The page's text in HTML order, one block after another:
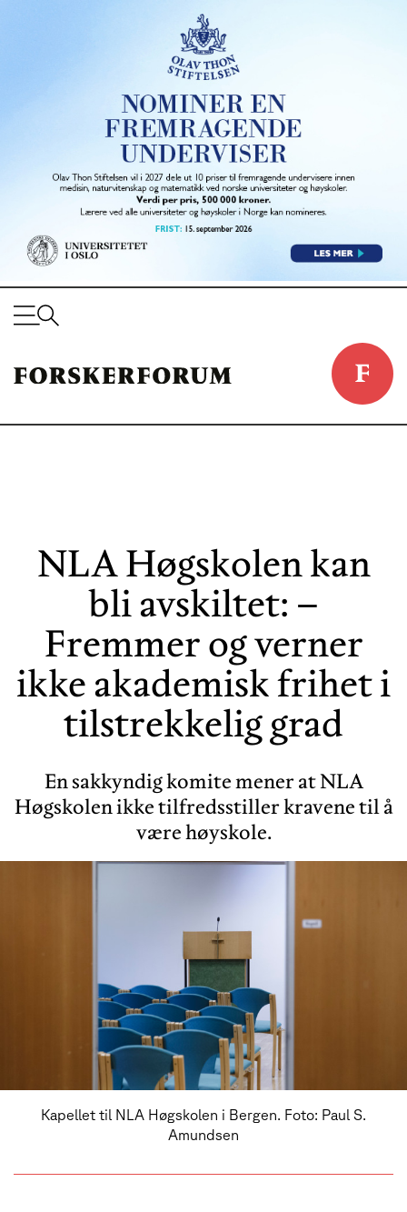
NLA Høgskolen kan
bli avskiltet: –
Fremmer og verner
ikke akademisk frihet i
tilstrekkelig grad
En sakkyndig komite mener at NLA
Høgskolen ikke tilfredsstiller kravene til å
være høyskole.
Kapellet til NLA Høgskolen i Bergen. Foto: Paul S.
Amundsen